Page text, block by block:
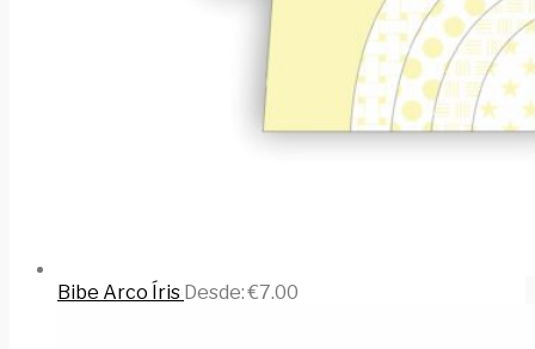
Bibe Arco Íris Desde:€7.00